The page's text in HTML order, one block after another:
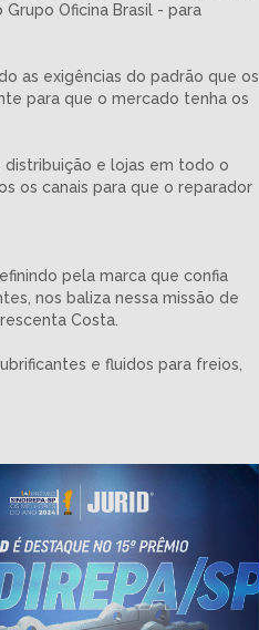
Oficina Brasil - para
as exigências do padrão que os
para que o mercado tenha os
distribuição e lojas em todo o
os canais para que o reparador
pela marca que confia
nos baliza nessa missão de
Costa.
e fluidos para freios,